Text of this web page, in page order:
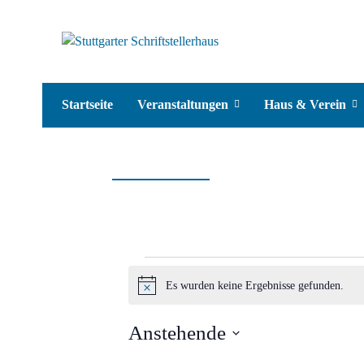
Startseite Veranstaltungen Haus & Verein
Veranstaltungen
Hinweis
Es wurden keine Ergebnisse gefunden.
Anstehende